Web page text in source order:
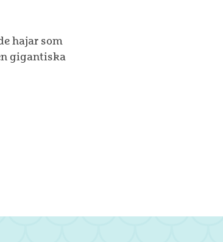
hajar som
gigantiska